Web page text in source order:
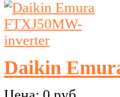
Daikin